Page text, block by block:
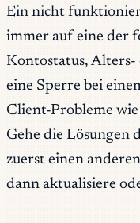
Ein nicht
immer auf eine der
Kontostatus,
eine Sperre bei
Client-Probleme
Gehe die Lösungen
zuerst einen
dann aktualisiere